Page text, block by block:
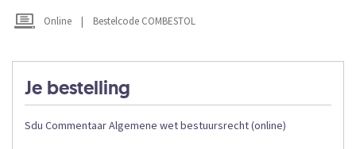
Je bestelling
Sdu Commentaar Algemene wet bestuursrecht (online)
Online | Bestelcode COMBESTOL
afbeeldingen-
gallerij